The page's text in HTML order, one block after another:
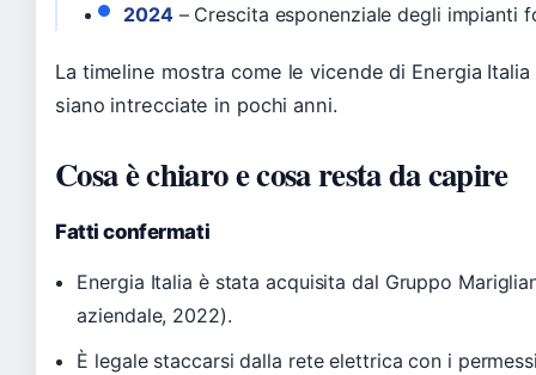
2024– Crescita esponenziale degli impianti
La timeline mostra come le vicende di Energia
siano intrecciate in pochi anni.
Cosa è chiaro e cosa resta da capire
Fatti confermati
Energia Italia è stata acquisita dal Gruppo
aziendale, 2022).
È legale staccarsi dalla rete elettrica con i